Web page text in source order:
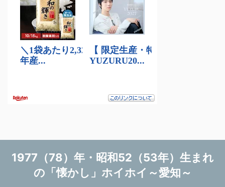
1977（78）年・昭和52（53年）生まれ
の「懐かし」ホイホイ～愛知～